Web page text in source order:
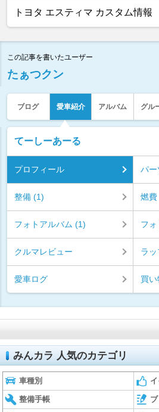
トヨタ エスティマ カスタム情報
この記事を書いたユーザー
たぁつクン
ブログ 愛車紹介 アルバム グル
てーしーあーる
プロフィール パー
整備 (1) 燃費
フォトアルバム (1) フ
クルマレビュー ラ
愛車ログ 買い
みんカラ 人気のカテゴリ
車種別 イ
整備手帳